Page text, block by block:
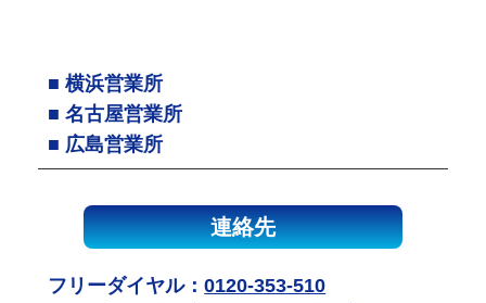
■ 横浜営業所
■ 名古屋営業所
■ 広島営業所
連絡先
フリーダイヤル：0120-353-510